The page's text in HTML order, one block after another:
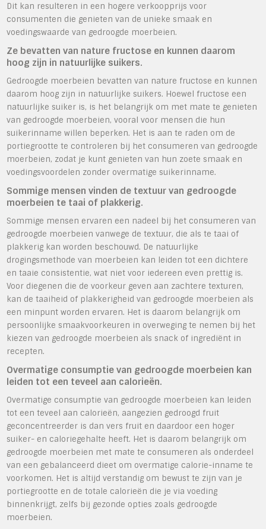
Dit kan resulteren in een hogere verkoopprijs voor
consumenten die genieten van de unieke smaak en
voedingswaarde van gedroogde moerbeien.
Ze bevatten van nature fructose en kunnen daarom
hoog zijn in natuurlijke suikers.
Gedroogde moerbeien bevatten van nature fructose en kunnen
daarom hoog zijn in natuurlijke suikers. Hoewel fructose een
natuurlijke suiker is, is het belangrijk om met mate te genieten
van gedroogde moerbeien, vooral voor mensen die hun
suikerinname willen beperken. Het is aan te raden om de
portiegrootte te controleren bij het consumeren van gedroogde
moerbeien, zodat je kunt genieten van hun zoete smaak en
voedingsvoordelen zonder overmatige suikerinname.
Sommige mensen vinden de textuur van gedroogde
moerbeien te taai of plakkerig.
Sommige mensen ervaren een nadeel bij het consumeren van
gedroogde moerbeien vanwege de textuur, die als te taai of
plakkerig kan worden beschouwd. De natuurlijke
drogingsmethode van moerbeien kan leiden tot een dichtere
en taaie consistentie, wat niet voor iedereen even prettig is.
Voor diegenen die de voorkeur geven aan zachtere texturen,
kan de taaiheid of plakkerigheid van gedroogde moerbeien als
een minpunt worden ervaren. Het is daarom belangrijk om
persoonlijke smaakvoorkeuren in overweging te nemen bij het
kiezen van gedroogde moerbeien als snack of ingrediënt in
recepten.
Overmatige consumptie van gedroogde moerbeien kan
leiden tot een teveel aan calorieën.
Overmatige consumptie van gedroogde moerbeien kan leiden
tot een teveel aan calorieën, aangezien gedroogd fruit
geconcentreerder is dan vers fruit en daardoor een hoger
suiker- en caloriegehalte heeft. Het is daarom belangrijk om
gedroogde moerbeien met mate te consumeren als onderdeel
van een gebalanceerd dieet om overmatige calorie-inname te
voorkomen. Het is altijd verstandig om bewust te zijn van je
portiegrootte en de totale calorieën die je via voeding
binnenkrijgt, zelfs bij gezonde opties zoals gedroogde
moerbeien.